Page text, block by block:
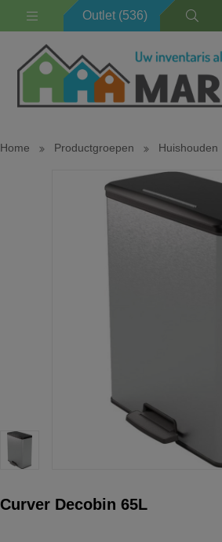
Outlet (536)
Home Productgroepen Huishouden
Curver Decobin 65L